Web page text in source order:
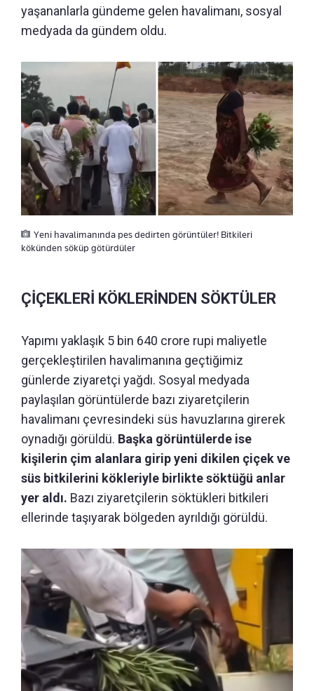
yaşananlarla gündeme gelen havalimanı, sosyal
medyada da gündem oldu.
Yeni havalimanında pes dedirten görüntüler! Bitkileri
kökünden söküp götürdüler
ÇİÇEKLERİ KÖKLERİNDEN SÖKTÜLER
Yapımı yaklaşık 5 bin 640 crore rupi maliyetle
gerçekleştirilen havalimanına geçtiğimiz
günlerde ziyaretçi yağdı. Sosyal medyada
paylaşılan görüntülerde bazı ziyaretçilerin
havalimanı çevresindeki süs havuzlarına girerek
oynadığı görüldü. Başka görüntülerde ise
kişilerin çim alanlara girip yeni dikilen çiçek ve
süs bitkilerini kökleriyle birlikte söktüğü anlar
yer aldı. Bazı ziyaretçilerin söktükleri bitkileri
ellerinde taşıyarak bölgeden ayrıldığı görüldü.